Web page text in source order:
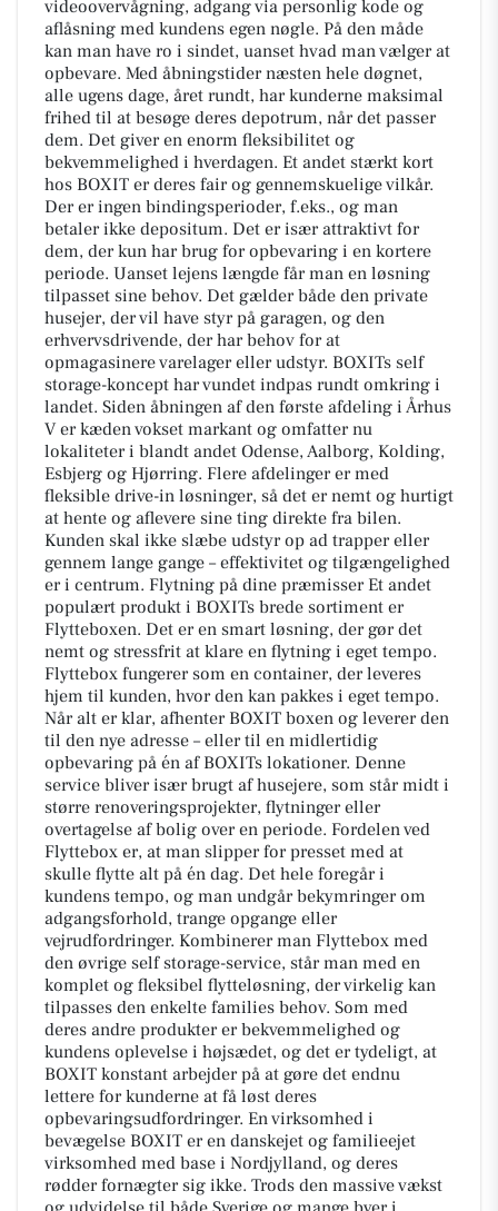
videoovervågning, adgang via personlig kode og
aflåsning med kundens egen nøgle. På den måde
kan man have ro i sindet, uanset hvad man vælger at
opbevare. Med åbningstider næsten hele døgnet,
alle ugens dage, året rundt, har kunderne maksimal
frihed til at besøge deres depotrum, når det passer
dem. Det giver en enorm fleksibilitet og
bekvemmelighed i hverdagen. Et andet stærkt kort
hos BOXIT er deres fair og gennemskuelige vilkår.
Der er ingen bindingsperioder, f.eks., og man
betaler ikke depositum. Det er især attraktivt for
dem, der kun har brug for opbevaring i en kortere
periode. Uanset lejens længde får man en løsning
tilpasset sine behov. Det gælder både den private
husejer, der vil have styr på garagen, og den
erhvervsdrivende, der har behov for at
opmagasinere varelager eller udstyr. BOXITs self
storage-koncept har vundet indpas rundt omkring i
landet. Siden åbningen af den første afdeling i Århus
V er kæden vokset markant og omfatter nu
lokaliteter i blandt andet Odense, Aalborg, Kolding,
Esbjerg og Hjørring. Flere afdelinger er med
fleksible drive-in løsninger, så det er nemt og hurtigt
at hente og aflevere sine ting direkte fra bilen.
Kunden skal ikke slæbe udstyr op ad trapper eller
gennem lange gange – effektivitet og tilgængelighed
er i centrum. Flytning på dine præmisser Et andet
populært produkt i BOXITs brede sortiment er
Flytteboxen. Det er en smart løsning, der gør det
nemt og stressfrit at klare en flytning i eget tempo.
Flyttebox fungerer som en container, der leveres
hjem til kunden, hvor den kan pakkes i eget tempo.
Når alt er klar, afhenter BOXIT boxen og leverer den
til den nye adresse – eller til en midlertidig
opbevaring på én af BOXITs lokationer. Denne
service bliver især brugt af husejere, som står midt i
større renoveringsprojekter, flytninger eller
overtagelse af bolig over en periode. Fordelen ved
Flyttebox er, at man slipper for presset med at
skulle flytte alt på én dag. Det hele foregår i
kundens tempo, og man undgår bekymringer om
adgangsforhold, trange opgange eller
vejrudfordringer. Kombinerer man Flyttebox med
den øvrige self storage-service, står man med en
komplet og fleksibel flytteløsning, der virkelig kan
tilpasses den enkelte families behov. Som med
deres andre produkter er bekvemmelighed og
kundens oplevelse i højsædet, og det er tydeligt, at
BOXIT konstant arbejder på at gøre det endnu
lettere for kunderne at få løst deres
opbevaringsudfordringer. En virksomhed i
bevægelse BOXIT er en danskejet og familieejet
virksomhed med base i Nordjylland, og deres
rødder fornægter sig ikke. Trods den massive vækst